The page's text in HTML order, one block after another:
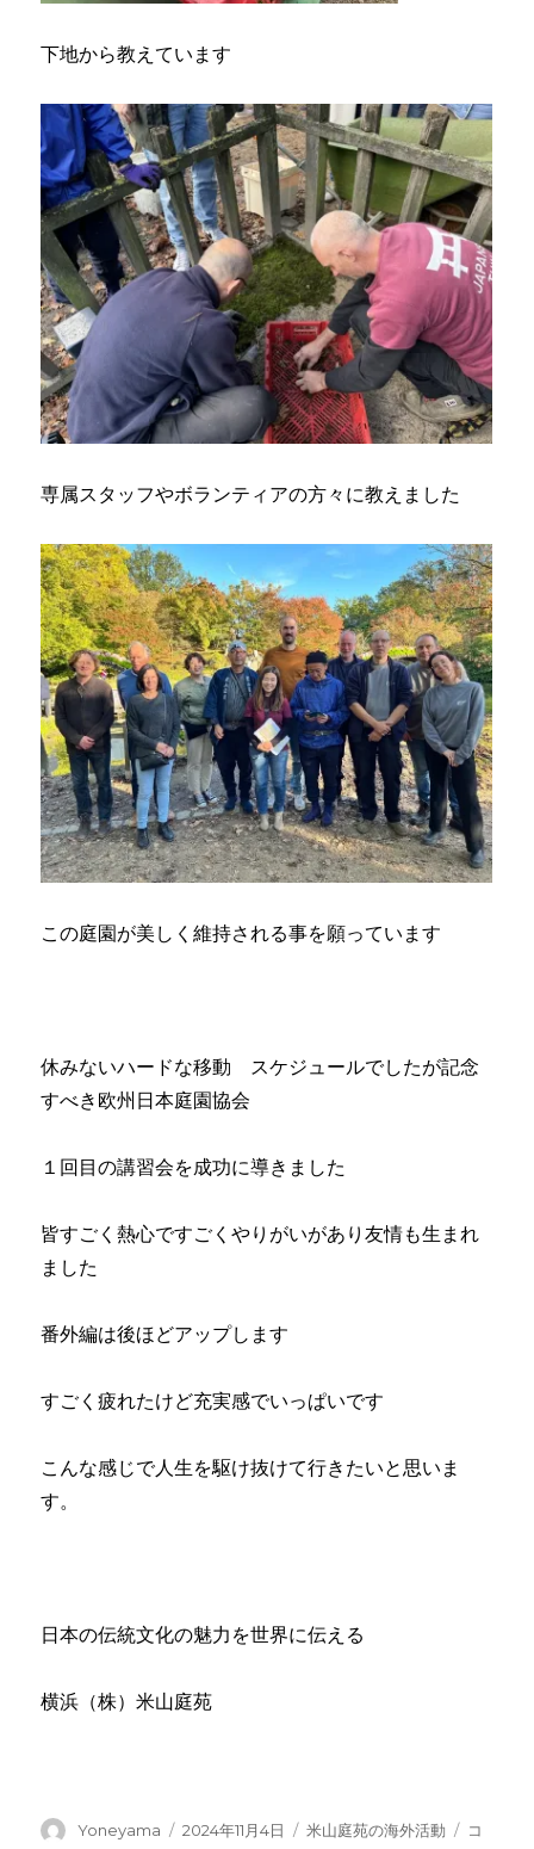
下地から教えています
専属スタッフやボランティアの方々に教えました
この庭園が美しく維持される事を願っています
休みないハードな移動 スケジュールでしたが記念
すべき欧州日本庭園協会
１回目の講習会を成功に導きました
皆すごく熱心ですごくやりがいがあり友情も生まれ
ました
番外編は後ほどアップします
すごく疲れたけど充実感でいっぱいです
こんな感じで人生を駆け抜けて行きたいと思いま
す。
日本の伝統文化の魅力を世界に伝える
横浜（株）米山庭苑
投
Yoneyama
投
2024年11月4日
カ
米山庭苑の海外活動
ベ
コ